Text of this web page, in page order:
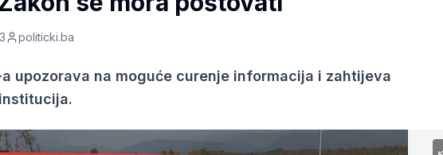
politicki.ba
upozorava na moguće curenje informacija i zahtijeva